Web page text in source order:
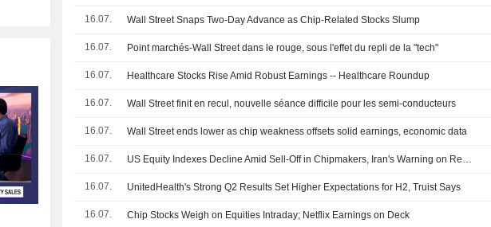
16.07. Wall Street Snaps Two-Day Advance as Chip-Related Stocks Slump
16.07. Point marchés-Wall Street dans le rouge, sous l'effet du repli de la "tech"
16.07. Healthcare Stocks Rise Amid Robust Earnings -- Healthcare Roundup
16.07. Wall Street finit en recul, nouvelle séance difficile pour les semi-conducteurs
16.07. Wall Street ends lower as chip weakness offsets solid earnings, economic data
16.07. US Equity Indexes Decline Amid Sell-Off in Chipmakers, Iran's Warning on Red Sea Route
16.07. UnitedHealth's Strong Q2 Results Set Higher Expectations for H2, Truist Says
16.07. Chip Stocks Weigh on Equities Intraday; Netflix Earnings on Deck